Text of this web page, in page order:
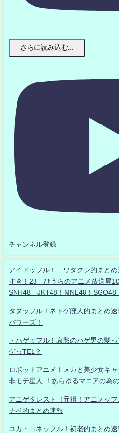
さらに読み込む...
チャンネル登録
アイドッフル！ ワタクシ的まと
すき！23 ひうらのアニメ放送局
SNH48！JKT48！MNL48！SGO48
タダッフル！ネトゲ廃人的まとめ
パワーズ！
・ハゲッフル！哀愁のハゲ男の髪
ゲっTEL？
ロボットアニメ！メカと美少女キ
非モテ星人 ！あらゆるマニアの為
アニゲタレスト（元祖！アニメッ
ナベ的まとめ速報
ユカ・ヨネッフル！初老的まとめ